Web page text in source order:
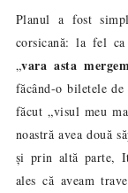
Planul a fost
corsicană: la fel
„vara asta
făcând-o biletele
făcut „visul meu
noastră avea două
și prin altă parte,
ales că aveam